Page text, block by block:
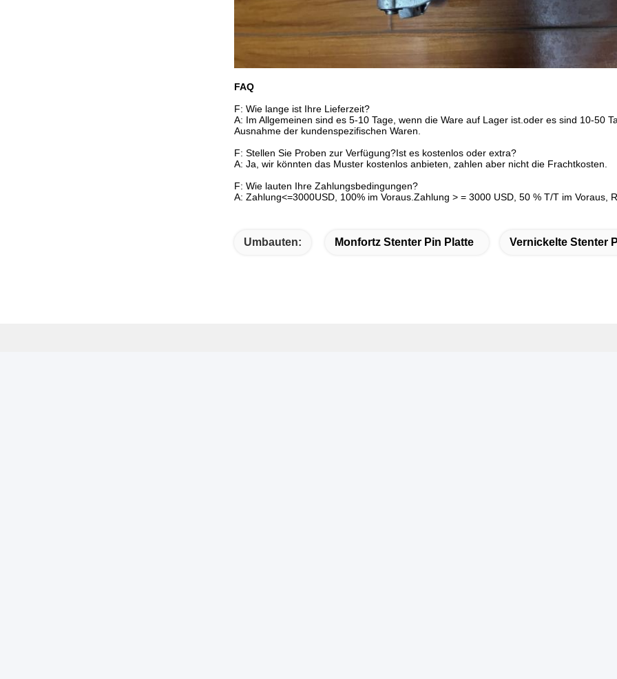
FAQ
F: Wie lange ist Ihre Lieferzeit?
A: Im Allgemeinen sind es 5-10 Tage, wenn die Ware auf Lager ist.oder es sind 10-50
Ausnahme der kundenspezifischen Waren.
F: Stellen Sie Proben zur Verfügung?Ist es kostenlos oder extra?
A: Ja, wir könnten das Muster kostenlos anbieten, zahlen aber nicht die Frachtkosten.
F: Wie lauten Ihre Zahlungsbedingungen?
A: Zahlung<=3000USD, 100% im Voraus.Zahlung > = 3000 USD, 50 % T/T im Voraus,
Umbauten: Monfortz Stenter Pin Platte Vernickelte Stenter